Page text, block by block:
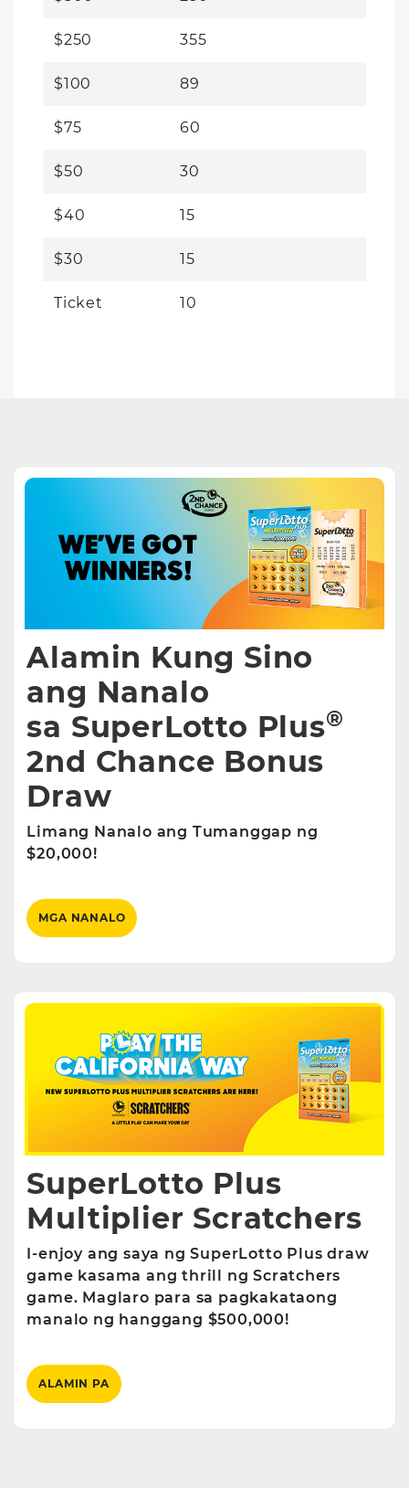
$250 355
$100 89
$75 60
$50 30
$40 15
$30 15
Ticket 10
Alamin Kung Sino
ang Nanalo
sa SuperLotto Plus®
2nd Chance Bonus
Draw
Limang Nanalo ang Tumanggap ng
$20,000!
MGA NANALO
SuperLotto Plus
Multiplier Scratchers
I-enjoy ang saya ng SuperLotto Plus draw
game kasama ang thrill ng Scratchers
game. Maglaro para sa pagkakataong
manalo ng hanggang $500,000!
ALAMIN PA